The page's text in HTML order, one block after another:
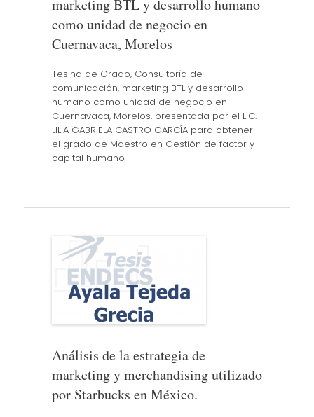
marketing BTL y desarrollo humano
como unidad de negocio en
Cuernavaca, Morelos
Tesina de Grado, Consultoría de
comunicación, marketing BTL y desarrollo
humano como unidad de negocio en
Cuernavaca, Morelos. presentada por el LIC.
LILIA GABRIELA CASTRO GARCÍA para obtener
el grado de Maestro en Gestión de factor y
capital humano
Análisis de la estrategia de
marketing y merchandising utilizado
por Starbucks en México.